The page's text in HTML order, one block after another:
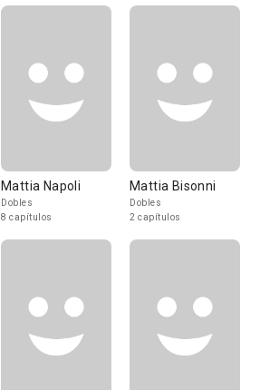
Mattia Napoli
Dobles
8 capítulos
Mattia Bisonni
Dobles
2 capítulos